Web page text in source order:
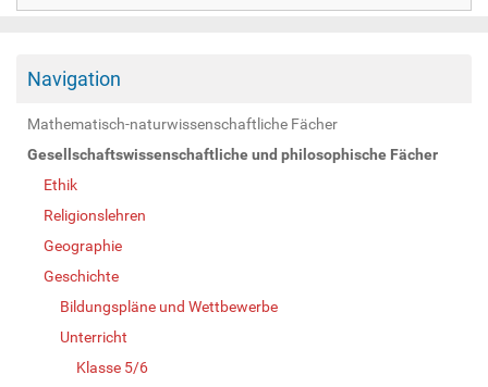
Navigation
Mathematisch-naturwissenschaftliche Fächer
Gesellschaftswissenschaftliche und philosophische Fächer
Ethik
Religionslehren
Geographie
Geschichte
Bildungspläne und Wettbewerbe
Unterricht
Klasse 5/6